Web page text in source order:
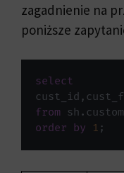
zagadnienie na
poniższe
select
cust_id ,
from sh .
order
by 1 ;